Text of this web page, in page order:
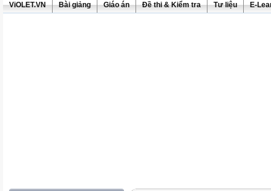
ViOLET.VN Bài giảng Giáo án Đề thi & Kiểm tra Tư liệu E-